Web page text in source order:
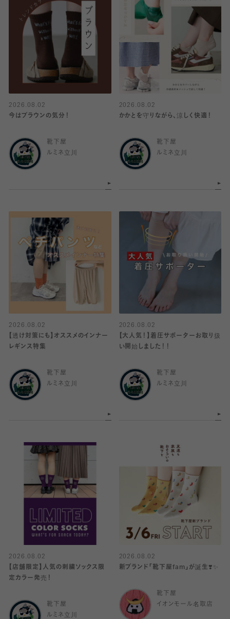
2026.08.02
今はブラウンの気分！
靴下屋
ルミネ立川
2026.08.02
かかとを守りながら、涼しく快適！
靴下屋
ルミネ立川
2026.08.02
【透け対策にも】オススメのインナー
レギンス特集
靴下屋
ルミネ立川
2026.08.02
【大人気！】着圧サポーターお取り扱
い開始しました！！
靴下屋
ルミネ立川
2026.08.02
【店舗限定】人気の刺繍ソックス限
定カラー発売！
靴下屋
ルミネ立川
2026.08.02
新ブランド「靴下屋fam」が誕生❣️✨
靴下屋
イオンモール名取店